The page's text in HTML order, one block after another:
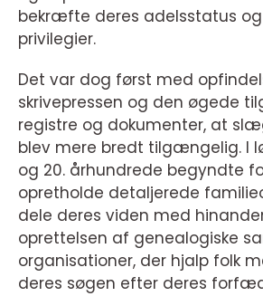
bekræfte deres adelsstatus
privilegier.
Det var dog først med
skrivepressen og den øgede
registre og dokumenter, at
blev mere bredt tilgængelig. I
og 20. århundrede begyndte
opretholde detaljerede
dele deres viden med
oprettelsen af genealogiske
organisationer, der hjalp folk
deres søgen efter deres